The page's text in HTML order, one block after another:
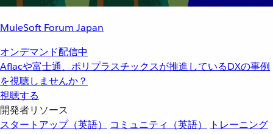
MuleSoft Forum Japan
オンデマンド配信中
Aflacや富士通、ポリプラスチックスが推進しているDXの事例
を視聴しませんか？
視聴する
開発者リソース
スタートアップ（英語）
コミュニティ（英語）
トレーニング